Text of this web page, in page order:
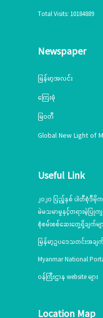
Total Visits: 10184889
Newspaper
မြန်မာ့အလင်း
ကြေးမုံ
မြဝတီ
Global New Light of
Useful Link
၂၀၂၀ ပြည့်နှစ် ပါတီစုံဒီ
မဲမသမာမှုနှင့်တရားမဲ့ပြုကျ
စုံစမ်းစစ်ဆေးတွေ့ရှိချက်မျ
မြန်မာ့ဥပဒေသတင်းအ
Myanmar National
ဝန်ကြီးဌာန website များ
Location Map